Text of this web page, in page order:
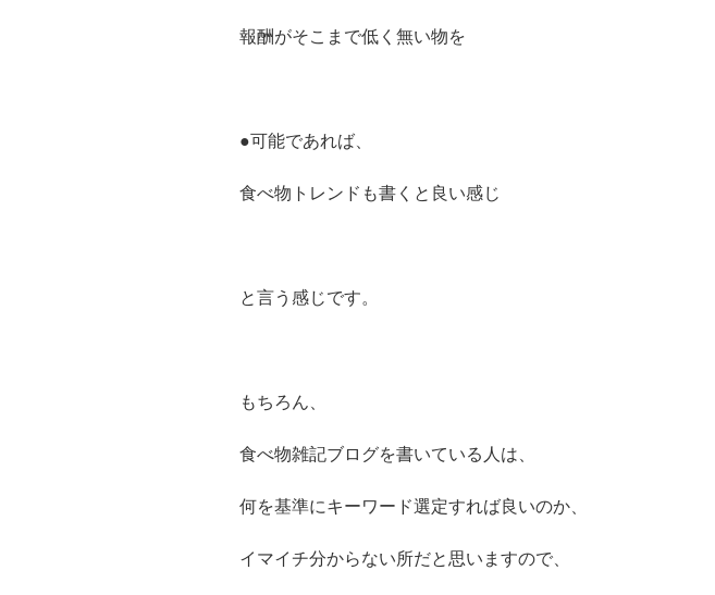
報酬がそこまで低く無い物を
●可能であれば、
食べ物トレンドも書くと良い感じ
と言う感じです。
もちろん、
食べ物雑記ブログを書いている人は、
何を基準にキーワード選定すれば良いのか、
イマイチ分からない所だと思いますので、